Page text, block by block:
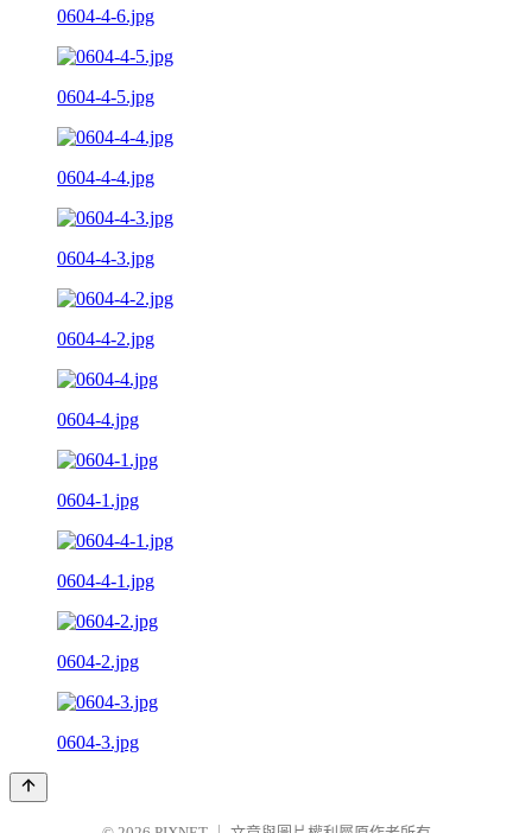
0604-4-6.jpg
0604-4-5.jpg
0604-4-4.jpg
0604-4-3.jpg
0604-4-2.jpg
0604-4.jpg
0604-1.jpg
0604-4-1.jpg
0604-2.jpg
0604-3.jpg